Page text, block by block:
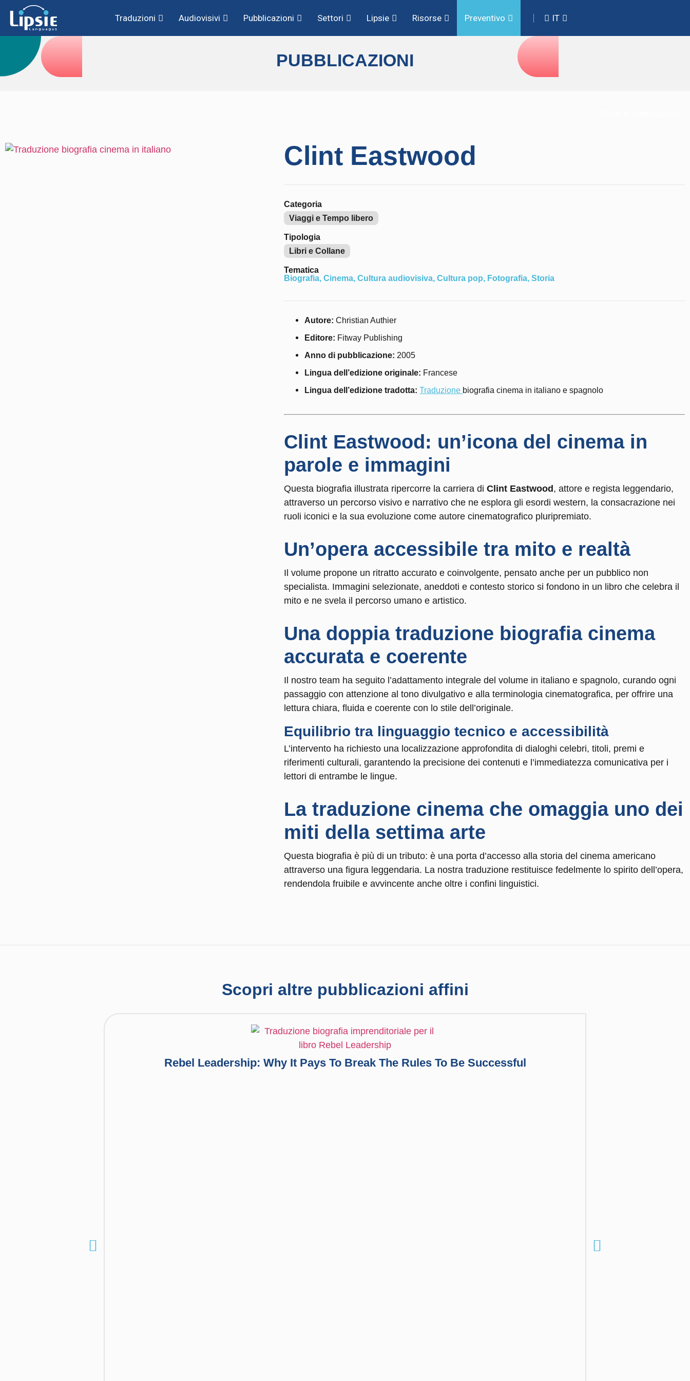
Traduzioni Audiovisivi Pubblicazioni Settori Lipsie Risorse Preventivo IT
PUBBLICAZIONI
Clint Eastwood
Categoria
Viaggi e Tempo libero
Tipologia
Libri e Collane
Tematica
Biografia,Cinema,Cultura audiovisiva,Cultura pop, Fotografia,Storia
Autore: Christian Authier
Editore: Fitway Publishing
Anno di pubblicazione: 2005
Lingua dell’edizione originale: Francese
Lingua dell’edizione tradotta: Traduzione biografia cinema in italiano e spagnolo
Clint Eastwood: un’icona del cinema in
parole e immagini
Questa biografia illustrata ripercorre la carriera diClint Eastwood , attore e regista leggendario,
attraverso un percorso visivo e narrativo che ne esplora gli esordi western, la consacrazione nei
ruoli iconici e la sua evoluzione come autore cinematografico pluripremiato.
Un’opera accessibile tra mito e realtà
Il volume propone un ritratto accurato e coinvolgente, pensato anche per un pubblico non
specialista. Immagini selezionate, aneddoti e contesto storico si fondono in un libro che celebra il
mito e ne svela il percorso umano e artistico.
Una doppia traduzione biografia cinema
accurata e coerente
Il nostro team ha seguito l’adattamento integrale del volume in italiano e spagnolo, curando ogni
passaggio con attenzione al tono divulgativo e alla terminologia cinematografica, per offrire una
lettura chiara, fluida e coerente con lo stile dell’originale.
Equilibrio tra linguaggio tecnico e accessibilità
L’intervento ha richiesto una localizzazione approfondita di dialoghi celebri, titoli, premi e
riferimenti culturali, garantendo la precisione dei contenuti e l’immediatezza comunicativa per i
lettori di entrambe le lingue.
Latraduzione cinema che omaggia uno dei
miti della settima arte
Questa biografia è più di un tributo: è una porta d’accesso alla storia del cinema americano
attraverso una figura leggendaria. La nostra traduzione restituisce fedelmente lo spirito dell’opera,
rendendola fruibile e avvincente anche oltre i confini linguistici.
Scopri altre pubblicazioni affini
Rebel Leadership: Why It Pays To Break The Rules To Be Successful